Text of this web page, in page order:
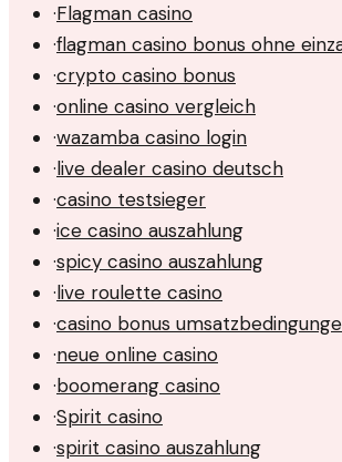
·Flagman casino
·flagman casino bonus ohne
·crypto casino bonus
·online casino vergleich
·wazamba casino login
·live dealer casino deutsch
·casino testsieger
·ice casino auszahlung
·spicy casino auszahlung
·live roulette casino
·casino bonus
·neue online casino
·boomerang casino
·Spirit casino
·spirit casino auszahlung